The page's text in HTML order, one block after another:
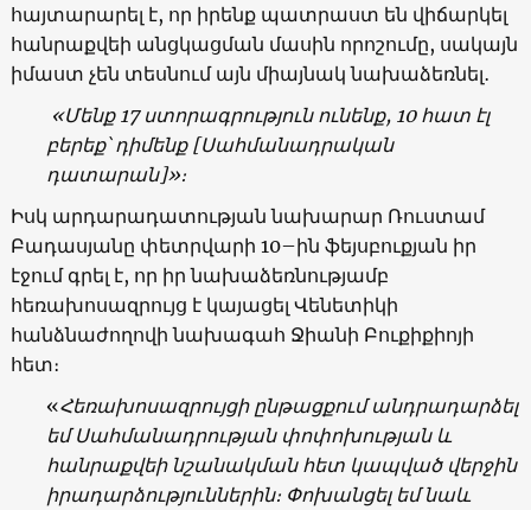
հայտարարել է, որ իրենք պատրաստ են վիճարկել
հանրաքվեի անցկացման մասին որոշումը, սակայն
իմաստ չեն տեսնում այն միայնակ նախաձեռնել․
«Մենք 17 ստորագրություն ունենք, 10 հատ էլ
բերեք՝ դիմենք [Սահմանադրական
դատարան]»։
Իսկ արդարադատության նախարար Ռուստամ
Բադասյանը փետրվարի 10–ին ֆեյսբուքյան իր
էջում գրել է, որ իր նախաձեռնությամբ
հեռախոսազրույց է կայացել Վենետիկի
հանձնաժողովի նախագահ Ջիանի Բուքիքիոյի
հետ։
«Հեռախոսազրույցի ընթացքում անդրադարձել
եմ Սահմանադրության փոփոխության և
հանրաքվեի նշանակման հետ կապված վերջին
իրադարձություններին։ Փոխանցել եմ նաև